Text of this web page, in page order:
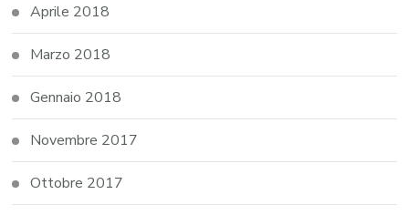
Aprile 2018
Marzo 2018
Gennaio 2018
Novembre 2017
Ottobre 2017